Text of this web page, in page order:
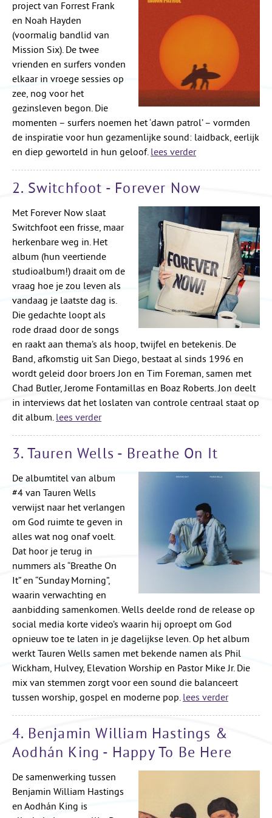
project van Forrest Frank
en Noah Hayden
(voormalig bandlid van
Mission Six). De twee
vrienden en surfers vonden
elkaar in vroege sessies op
zee, nog voor het
gezinsleven begon. Die
momenten – surfers noemen het ‘dawn patrol’ – vormden
de inspiratie voor hun gezamenlijke sound: laidback, eerlijk
en diep geworteld in hun geloof. lees verder
2. Switchfoot - Forever Now
Met Forever Now slaat
Switchfoot een frisse, maar
herkenbare weg in. Het
album (hun veertiende
studioalbum!) draait om de
vraag hoe je zou leven als
vandaag je laatste dag is.
Die gedachte loopt als
rode draad door de songs
en raakt aan thema’s als hoop, twijfel en betekenis. De
Band, afkomstig uit San Diego, bestaat al sinds 1996 en
wordt geleid door broers Jon en Tim Foreman, samen met
Chad Butler, Jerome Fontamillas en Boaz Roberts. Jon deelt
in interviews dat het loslaten van controle centraal staat op
dit album. lees verder
3. Tauren Wells - Breathe On It
De albumtitel van album
#4 van Tauren Wells
verwijst naar het verlangen
om God ruimte te geven in
alles wat nog onaf voelt.
Dat hoor je terug in
nummers als “Breathe On
It” en “Sunday Morning”,
waarin verwachting en
aanbidding samenkomen. Wells deelde rond de release op
social media korte video’s waarin hij oproept om God
opnieuw toe te laten in je dagelijkse leven. Op het album
werkt Tauren Wells samen met bekende namen als Phil
Wickham, Hulvey, Elevation Worship en Pastor Mike Jr. Die
mix van stemmen zorgt voor een sound die balanceert
tussen worship, gospel en moderne pop. lees verder
4. Benjamin William Hastings &
Aodhán King - Happy To Be Here
De samenwerking tussen
Benjamin William Hastings
en Aodhán King is